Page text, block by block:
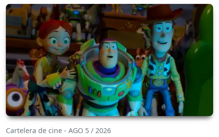
Cartelera de cine - AGO 5 / 2026